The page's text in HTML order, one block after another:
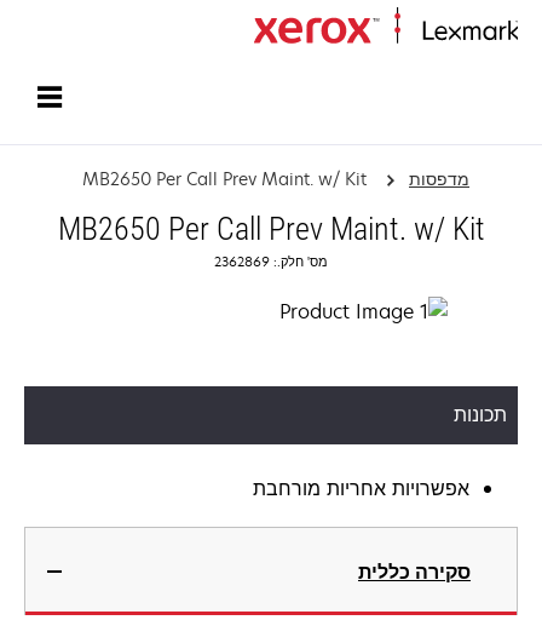
מדפסות MB2650 Per Call Prev Maint. w/ Kit
MB2650 Per Call Prev Maint. w/ Kit
מס' חלק.: 2362869
תכונות
אפשרויות אחריות מורחבת
סקירה כללית